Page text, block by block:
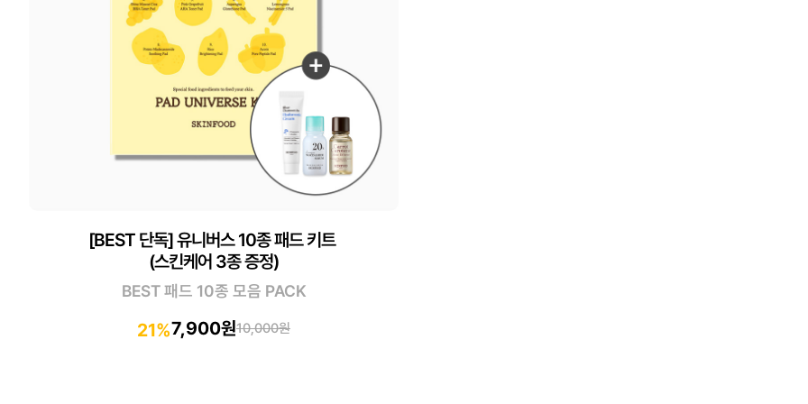
[BEST 단독] 유니버스 10종 패드 키트
(스킨케어 3종 증정)
BEST 패드 10종 모음 PACK
21%7,900원10,000원